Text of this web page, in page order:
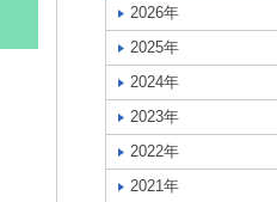
2026年
2025年
2024年
2023年
2022年
2021年